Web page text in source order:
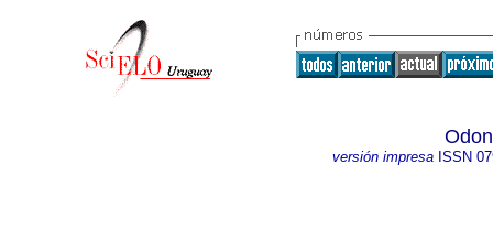
versión impresaISSN